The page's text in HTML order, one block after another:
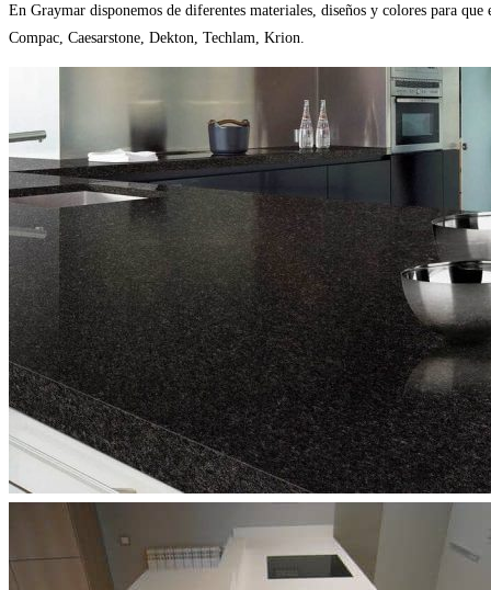
En Graymar disponemos de diferentes materiales, diseños y colores para
Compac, Caesarstone, Dekton, Techlam, Krion.